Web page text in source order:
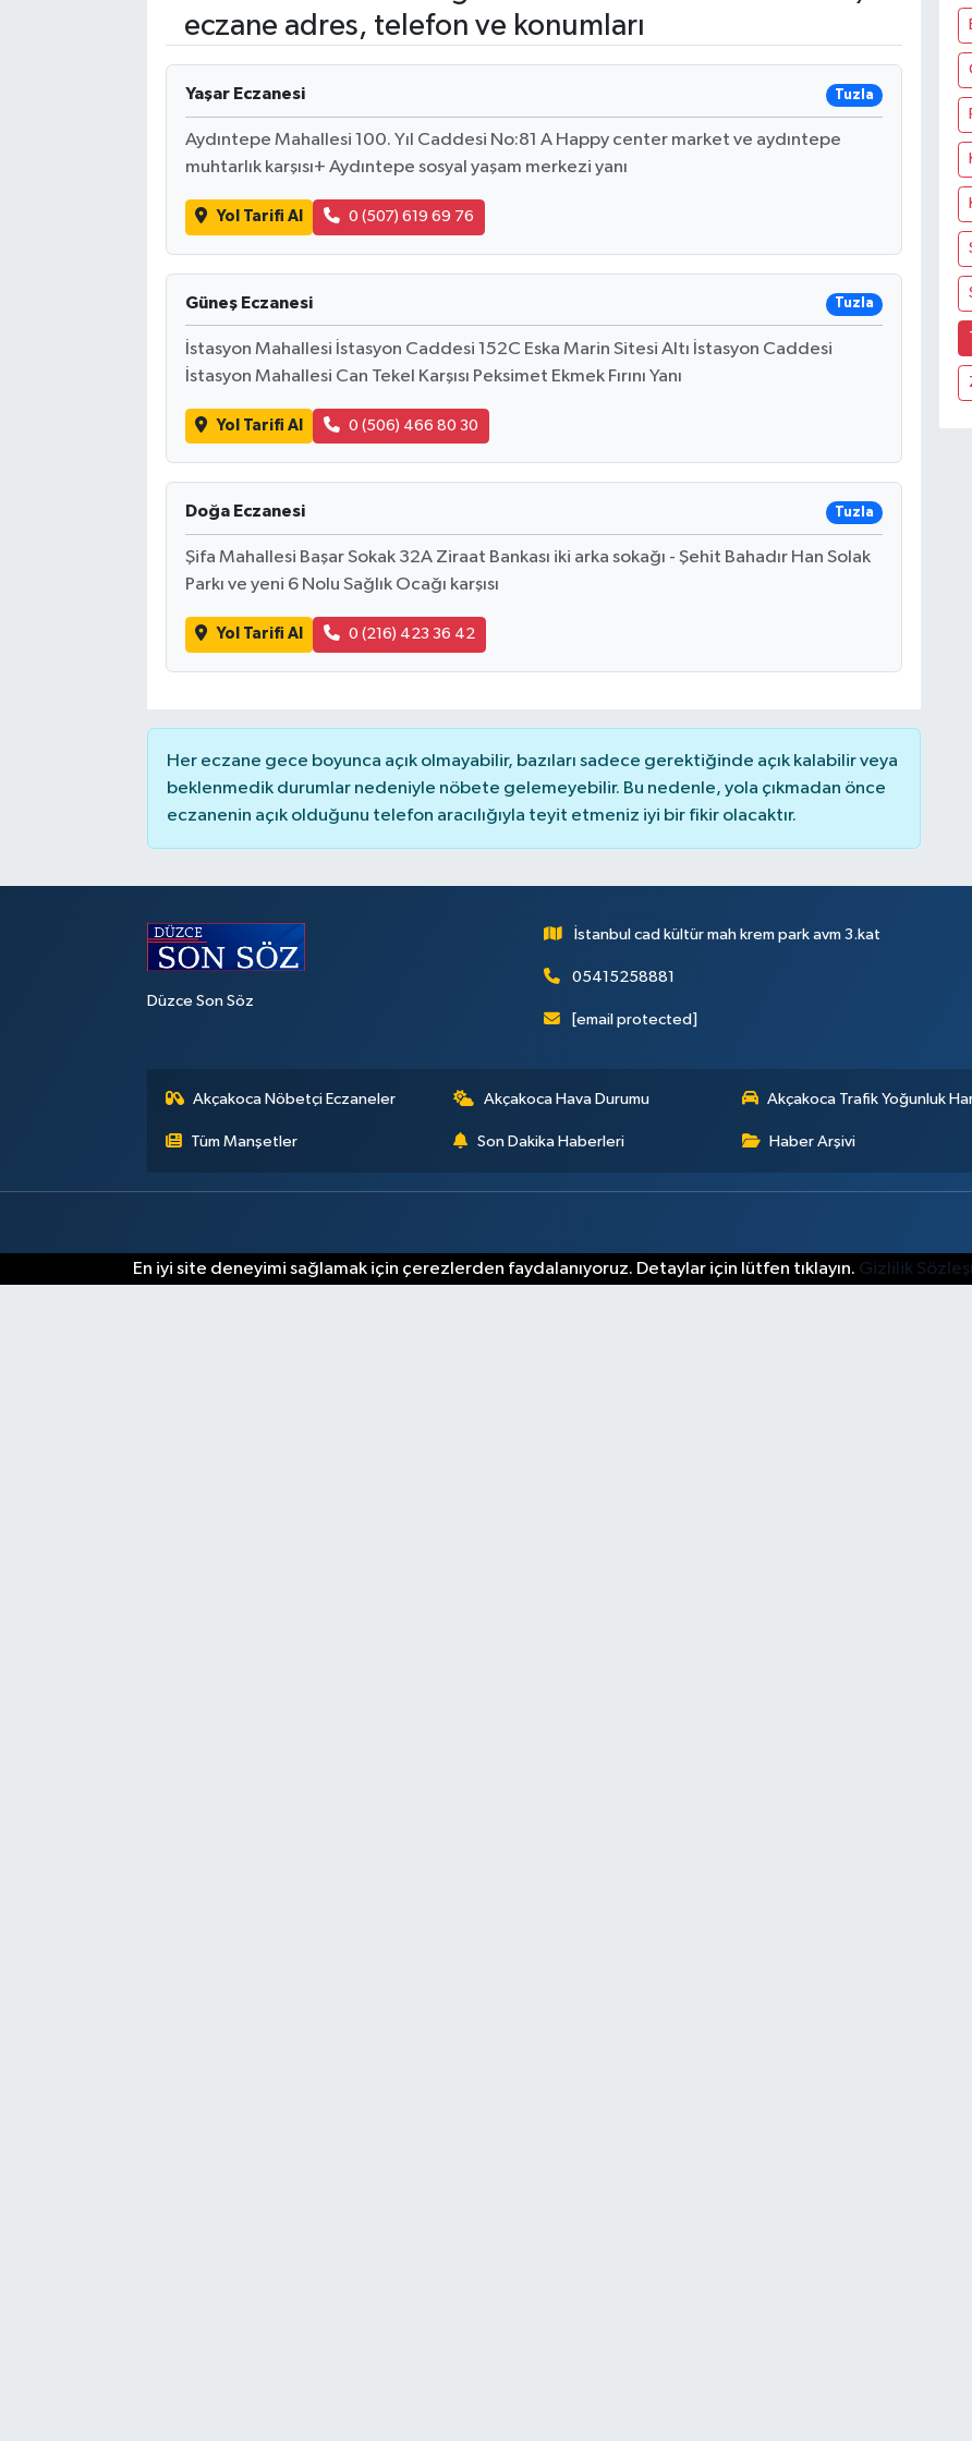
eczane adres, telefon ve konumları
Yaşar Eczanesi Tuzla
Aydıntepe Mahallesi 100. Yıl Caddesi No:81 A Happy center market ve aydıntepe
muhtarlık karşısı+ Aydıntepe sosyal yaşam merkezi yanı
Yol Tarifi Al 0 (507) 619 69 76
Güneş Eczanesi Tuzla
İstasyon Mahallesi İstasyon Caddesi 152C Eska Marin Sitesi Altı İstasyon Caddesi
İstasyon Mahallesi Can Tekel Karşısı Peksimet Ekmek Fırını Yanı
Yol Tarifi Al 0 (506) 466 80 30
Doğa Eczanesi Tuzla
Şifa Mahallesi Başar Sokak 32A Ziraat Bankası iki arka sokağı - Şehit Bahadır Han Solak
Parkı ve yeni 6 Nolu Sağlık Ocağı karşısı
Yol Tarifi Al 0 (216) 423 36 42
Her eczane gece boyunca açık olmayabilir, bazıları sadece gerektiğinde açık kalabilir veya
beklenmedik durumlar nedeniyle nöbete gelemeyebilir. Bu nedenle, yola çıkmadan önce
eczanenin açık olduğunu telefon aracılığıyla teyit etmeniz iyi bir fikir olacaktır.
Düzce Son Söz
İstanbul cad kültür mah krem park avm 3.kat
05415258881
[email protected]
Akçakoca Nöbetçi Eczaneler Akçakoca Hava Durumu Akçakoca Trafik Yoğunluk
Tüm Manşetler Son Dakika Haberleri Haber Arşivi
En iyi site deneyimi sağlamak için çerezlerden faydalanıyoruz. Detaylar için lütfen tıklayın. Gizlilik